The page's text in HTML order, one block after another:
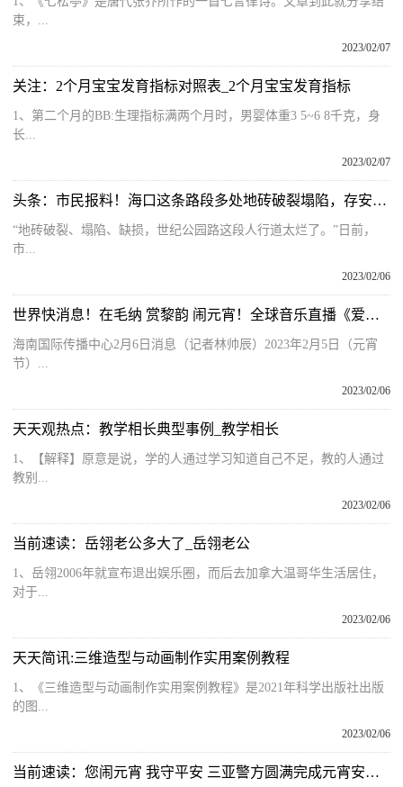
束，...
2023/02/07
关注：2个月宝宝发育指标对照表_2个月宝宝发育指标
1、第二个月的BB:生理指标满两个月时，男婴体重3 5~6 8千克，身
长...
2023/02/07
头条：市民报料！海口这条路段多处地砖破裂塌陷，存安全隐患！该谁来修？
“地砖破裂、塌陷、缺损，世纪公园路这段人行道太烂了。”日前，
市...
2023/02/06
世界快消息！在毛纳 赏黎韵 闹元宵！全球音乐直播《爱乐之岛》第三期“闹”出圈
海南国际传播中心2月6日消息（记者林帅辰）2023年2月5日（元宵
节）...
2023/02/06
天天观热点：教学相长典型事例_教学相长
1、【解释】原意是说，学的人通过学习知道自己不足，教的人通过
教别...
2023/02/06
当前速读：岳翎老公多大了_岳翎老公
1、岳翎2006年就宣布退出娱乐圈，而后去加拿大温哥华生活居住，
对于...
2023/02/06
天天简讯:三维造型与动画制作实用案例教程
1、《三维造型与动画制作实用案例教程》是2021年科学出版社出版
的图...
2023/02/06
当前速读：您闹元宵 我守平安 三亚警方圆满完成元宵安保任务